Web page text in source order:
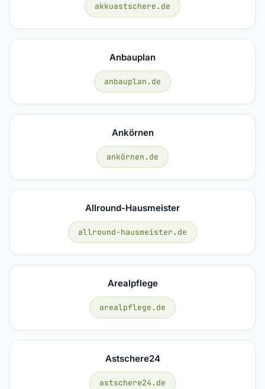
akkuastschere.de
Anbauplan
anbauplan.de
Ankörnen
ankörnen.de
Allround-Hausmeister
allround-hausmeister.de
Arealpflege
arealpflege.de
Astschere24
astschere24.de